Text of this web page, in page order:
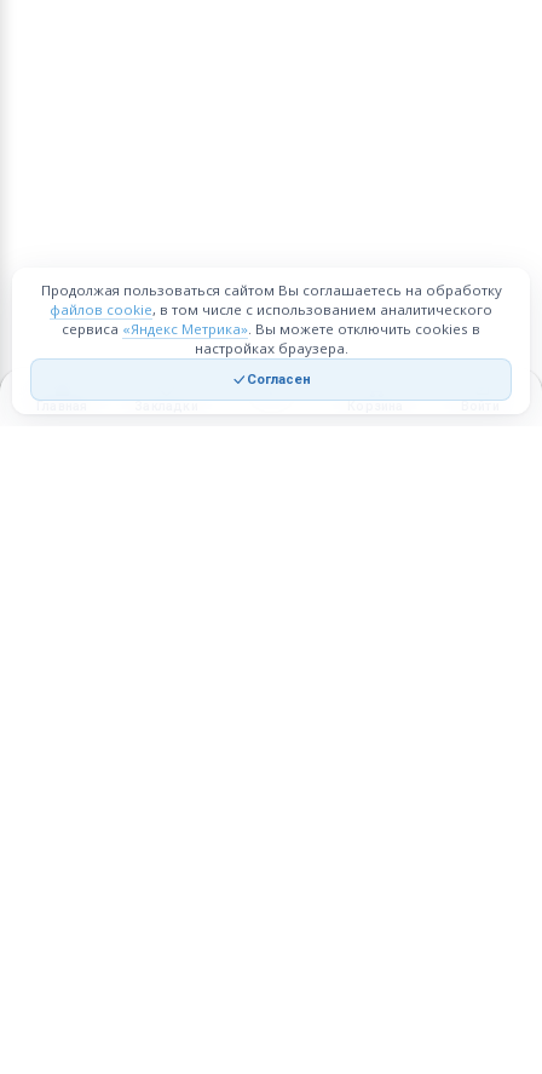
Главная Закладки Корзина Войти
Продолжая пользоваться сайтом Вы соглашаетесь на обработку
файлов cookie, в том числе с использованием аналитического
сервиса «Яндекс Метрика». Вы можете отключить cookies в
настройках браузера.
Согласен